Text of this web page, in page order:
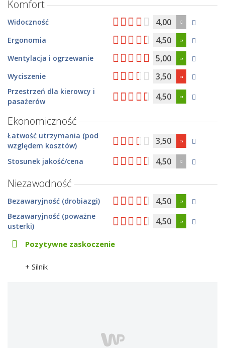
Komfort
Widoczność 4,00
Ergonomia 4,50
Wentylacja i ogrzewanie 5,00
Wyciszenie 3,50
Przestrzeń dla kierowcy i
pasażerów
4,50
Ekonomiczność
Łatwość utrzymania (pod
względem kosztów)
3,50
Stosunek jakość/cena 4,50
Niezawodność
Bezawaryjność (drobiazgi) 4,50
Bezawaryjność (poważne
usterki)
4,50
Pozytywne zaskoczenie
+ Silnik